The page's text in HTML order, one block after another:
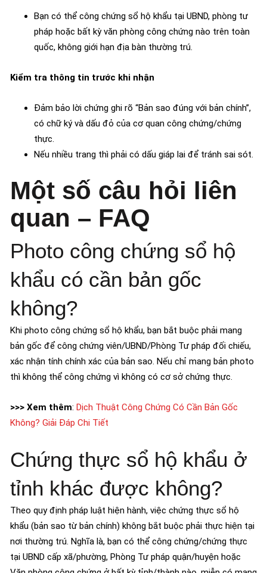
Bạn có thể công chứng sổ hộ khẩu tại UBND, phòng tư
pháp hoặc bất kỳ văn phòng công chứng nào trên toàn
quốc, không giới hạn địa bàn thường trú.
Kiểm tra thông tin trước khi nhận
Đảm bảo lời chứng ghi rõ “Bản sao đúng với bản chính”,
có chữ ký và dấu đỏ của cơ quan công chứng/chứng
thực.
Nếu nhiều trang thì phải có dấu giáp lai để tránh sai sót.
Một số câu hỏi liên
quan – FAQ
Photo công chứng sổ hộ
khẩu có cần bản gốc
không?
Khi photo công chứng sổ hộ khẩu, bạn bắt buộc phải mang
bản gốc để công chứng viên/UBND/Phòng Tư pháp đối chiếu,
xác nhận tính chính xác của bản sao. Nếu chỉ mang bản photo
thì không thể công chứng vì không có cơ sở chứng thực.
>>> Xem thêm: Dịch Thuật Công Chứng Có Cần Bản Gốc
Không? Giải Đáp Chi Tiết
Chứng thực sổ hộ khẩu ở
tỉnh khác được không?
Theo quy định pháp luật hiện hành, việc chứng thực sổ hộ
khẩu (bản sao từ bản chính) không bắt buộc phải thực hiện tại
nơi thường trú. Nghĩa là, bạn có thể công chứng/chứng thực
tại UBND cấp xã/phường, Phòng Tư pháp quận/huyện hoặc